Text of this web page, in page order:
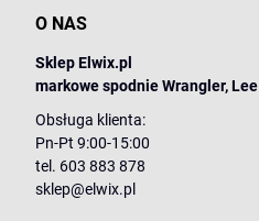
O NAS
Sklep Elwix.pl
markowe spodnie Wrangler, Lee
Obsługa klienta:
Pn-Pt 9:00-15:00
tel. 603 883 878
sklep@elwix.pl